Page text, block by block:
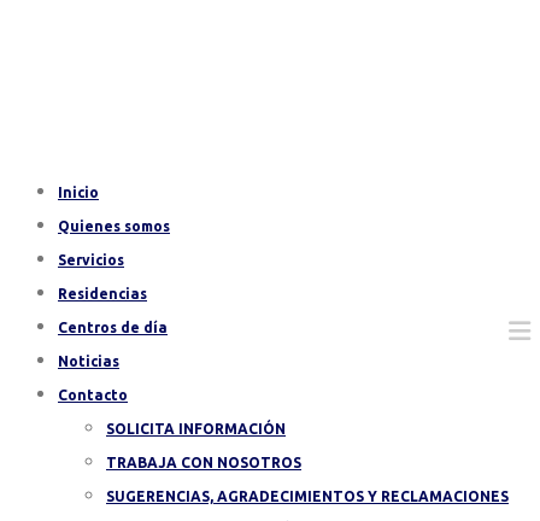
Inicio
Quienes somos
Servicios
Residencias
Centros de día
Noticias
Contacto
SOLICITA INFORMACIÓN
TRABAJA CON NOSOTROS
SUGERENCIAS, AGRADECIMIENTOS Y RECLAMACIONES